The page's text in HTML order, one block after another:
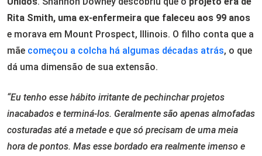
Rita Smith, uma ex-enfermeira que faleceu aos 99 anos
e morava em Mount Prospect, Illinois. O filho conta que a
mãe começou a colcha há algumas décadas atrás, o que
dá uma dimensão de sua extensão.
“Eu tenho esse hábito irritante de pechinchar projetos
inacabados e terminá-los. Geralmente são apenas almofadas
costuradas até a metade e que só precisam de uma meia
hora de pontos. Mas esse bordado era realmente imenso e